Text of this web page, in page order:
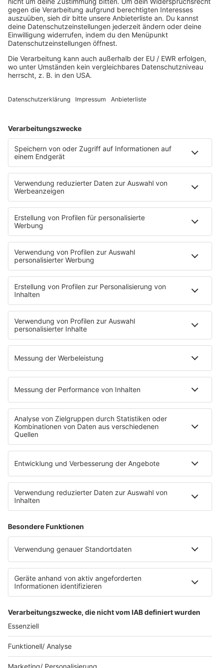
80s80s FUNK & SOUL
80s80s HIPHOP
80s80s IN THE MIX
80s80s ITALO DISCO
80s80s ITALO DISCO IN THE MIX
80s80s JACKSON
80s80s LIVE
80s80s MAXIS
80s80s PARTY
80s80s POP STORIES
80s80s PRINCE
80s80s QUEEN
80s80s REGGAE
80s80s ROCK
80s80s ROMANTIC ROCK
80s80s SOUL BALLADS
80s80s SUMMER
80s80s TECHNO
80s80s WAVE
80s80s XMAS
80s80s YACHT ROCK
60s und 70s gibt es auf NORA
Musik
80s Musik in der DDR
Peters Pop Stories
News
Songsuche
Voting
Countdown
Wunschtitel
Service
Kontakt
Datenschutz
Datenschutzeinstellungen
Impressum
90s90s.de
Werbung buchen
Teilnahmebedingungen
depechemode.de
Jobs bei 80s80s
© 80s80s - EINE MARKE DER REGIOCAST GMBH & Co.